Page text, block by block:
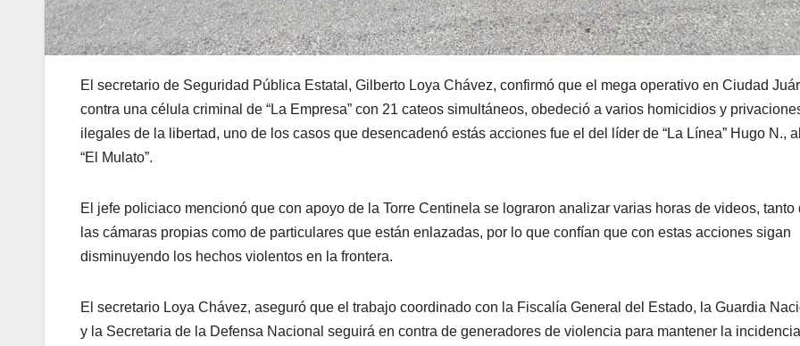
El secretario de Seguridad Pública Estatal, Gilberto Loya Chávez, confirmó que el mega operativo en Ciudad
contra una célula criminal de “La Empresa” con 21 cateos simultáneos, obedeció a varios homicidios y
ilegales de la libertad, uno de los casos que desencadenó estás acciones fue el del líder de “La Línea” Hugo N.,
“El Mulato”.
El jefe policiaco mencionó que con apoyo de la Torre Centinela se lograron analizar varias horas de videos, tanto
las cámaras propias como de particulares que están enlazadas, por lo que confían que con estas acciones sigan
disminuyendo los hechos violentos en la frontera.
El secretario Loya Chávez, aseguró que el trabajo coordinado con la Fiscalía General del Estado, la Guardia
y la Secretaria de la Defensa Nacional seguirá en contra de generadores de violencia para mantener la incidencia